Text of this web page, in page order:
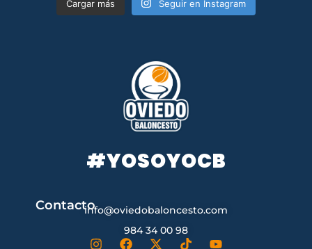
Cargar más Seguir en Instagram
#YOSOYOCB
Contactoinfo@oviedobaloncesto.com
984 34 00 98